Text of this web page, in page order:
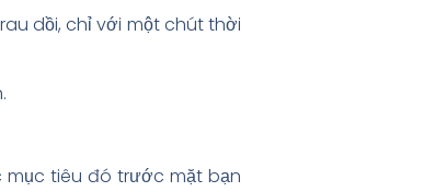
dồi, chỉ với một chút thời
tiêu đó trước mặt bạn